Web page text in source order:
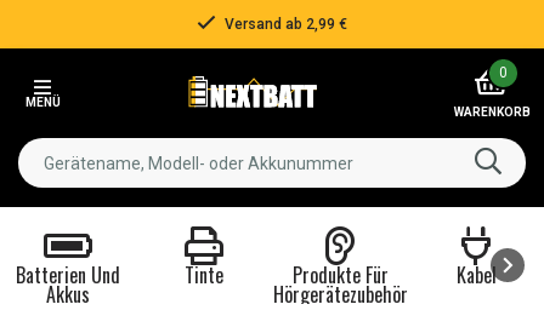
Versand ab 2,99 €
MENÜ
0
WARENKORB
Batterien Und
Akkus
Tinte Produkte Für
Hörgerätezubehör
Kabel